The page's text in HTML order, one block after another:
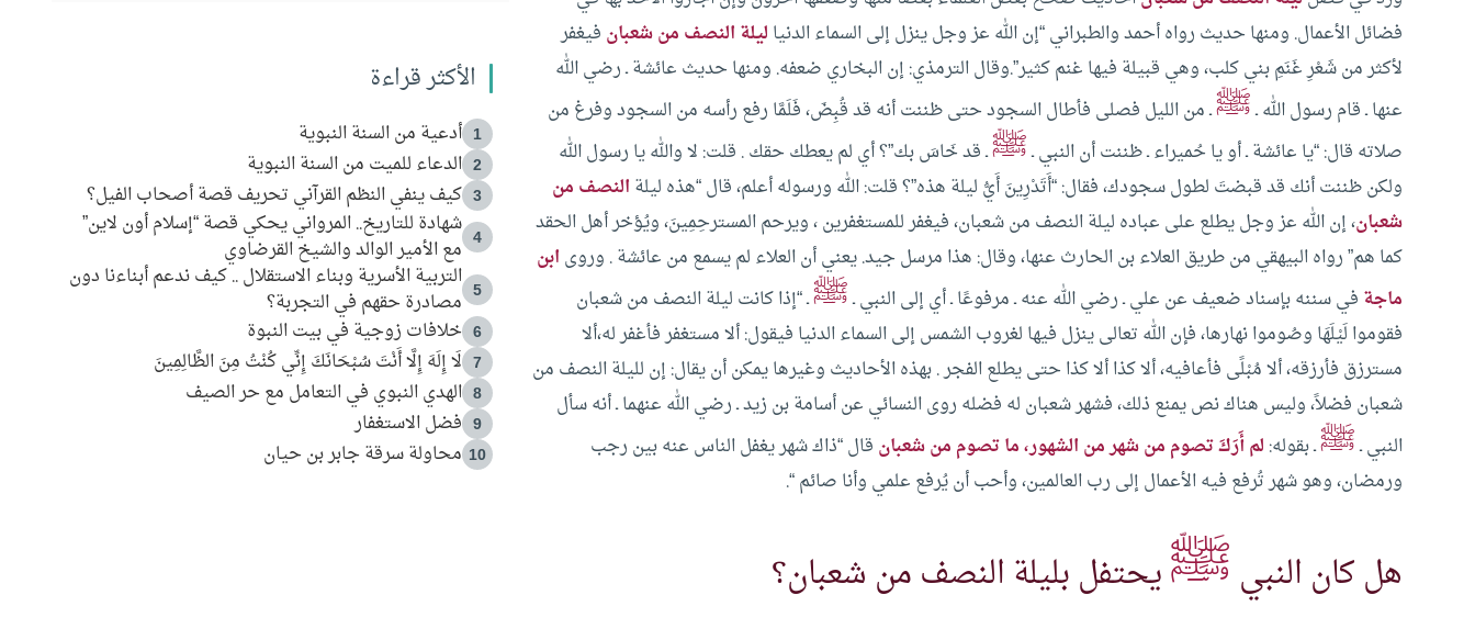
فضائل الأعمال. ومنها حديث رواه أحمد والطبراني “إن الله عز وجل ينزل إلى السماء الدنيا ليلة النصف من شعبان فيغفر
لأكثر من شَعْرِ غَنَمِ بني كلب، وهي قبيلة فيها غنم كثير”.وقال الترمذي: إن البخاري ضعفه. ومنها حديث عائشة ـ رضي الله
عنها ـ قام رسول الله ـﷺـ من الليل فصلى فأطال السجود حتى ظننت أنه قد قُبِضَ، فَلَمَّا رفع رأسه من السجود وفرغ من
صلاته قال: “يا عائشة ـ أو يا حُميراء ـ ظننت أن النبي ـﷺـ قد خَاسَ بك”؟ أي لم يعطك حقك . قلت: لا والله يا رسول الله
ولكن ظننت أنك قد قبضتَ لطول سجودك، فقال: “أَتَدْرِينَ أَيُّ ليلة هذه”؟ قلت: الله ورسوله أعلم، قال “هذه ليلة النصف من
شعبان، إن الله عز وجل يطلع على عباده ليلة النصف من شعبان، فيغفر للمستغفرين ، ويرحم المسترحِمِينَ، ويُؤخر أهل الحقد
كما هم” رواه البيهقي من طريق العلاء بن الحارث عنها، وقال: هذا مرسل جيد. يعني أن العلاء لم يسمع من عائشة . وروى ابن
ماجة في سننه بإسناد ضعيف عن علي ـ رضي الله عنه ـ مرفوعًا ـ أي إلى النبي ـﷺـ “إذا كانت ليلة النصف من شعبان
فقوموا لَيْلَهَا وصُوموا نهارها، فإن الله تعالى ينزل فيها لغروب الشمس إلى السماء الدنيا فيقول: ألا مستغفر فأغفر له،ألا
مسترزق فأرزقه، ألا مُبْلًى فأعافيه، ألا كذا ألا كذا حتى يطلع الفجر .بهذه الأحاديث وغيرها يمكن أن يقال: إن لليلة النصف من
شعبان فضلاً، وليس هناك نص يمنع ذلك، فشهر شعبان له فضله روى النسائي عن أسامة بن زيد ـ رضي الله عنهما ـ أنه سأل
النبي ـﷺـ بقوله: لم أَرَكَ تصوم من شهر من الشهور، ما تصوم من شعبان قال “ذاك شهر يغفل الناس عنه بين رجب
ورمضان، وهو شهر تُرفع فيه الأعمال إلى رب العالمين، وأحب أن يُرفع علمي وأنا صائم “.
هل كان النبي ﷺيحتفل بليلة النصف من شعبان؟
الأكثر قراءة
1 أدعية من السنة النبوية
2 الدعاء للميت من السنة النبوية
3 كيف ينفي النظم القرآني تحريف قصة أصحاب الفيل؟
4
شهادة للتاريخ.. المرواني يحكي قصة “إسلام أون لاين”
مع الأمير الوالد والشيخ القرضاوي
5
التربية الأسرية وبناء الاستقلال .. كيف ندعم أبناءنا دون
مصادرة حقهم في التجربة؟
6 خلافات زوجية في بيت النبوة
7 لَا إِلَهَ إِلَّا أَنْتَ سُبْحَانَكَ إِنِّي كُنْتُ مِنَ الظَّالِمِينَ
8 الهدي النبوي في التعامل مع حر الصيف
9 فضل الاستغفار
10 محاولة سرقة جابر بن حيان